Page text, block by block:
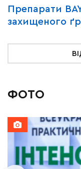
Препарати
захищеного
ФОТО